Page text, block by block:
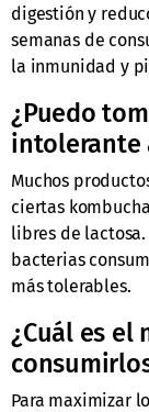
digestión y
semanas de
la inmunidad y
¿Puedo
intolerante
Muchos
ciertas
libres de
bacterias
más tolerables.
¿Cuál es el
Para maximizar